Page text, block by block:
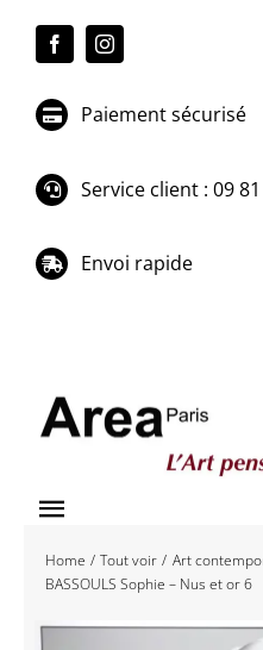
Paiement sécurisé
Service client : 09
Envoi rapide
Toggle
Navigation
Accueil
Home Tout voir Art
BASSOULS Sophie – Nus et or 6